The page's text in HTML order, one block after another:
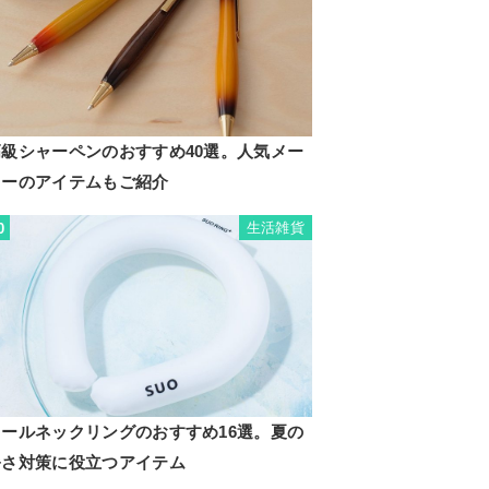
シャーペンのおすすめ40選。人気メー
のアイテムもご紹介
生活雑貨
ルネックリングのおすすめ16選。夏の
対策に役立つアイテム